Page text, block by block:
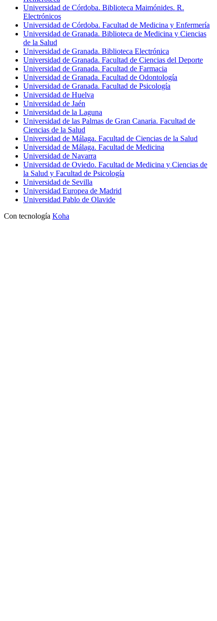
Universidad de Córdoba. Biblioteca Maimónides. R.
Electrónicos
Universidad de Córdoba. Facultad de Medicina y Enfermería
Universidad de Granada. Biblioteca de Medicina y Ciencias
de la Salud
Universidad de Granada. Biblioteca Electrónica
Universidad de Granada. Facultad de Ciencias del Deporte
Universidad de Granada. Facultad de Farmacia
Universidad de Granada. Facultad de Odontología
Universidad de Granada. Facultad de Psicología
Universidad de Huelva
Universidad de Jaén
Universidad de la Laguna
Universidad de las Palmas de Gran Canaria. Facultad de
Ciencias de la Salud
Universidad de Málaga. Facultad de Ciencias de la Salud
Universidad de Málaga. Facultad de Medicina
Universidad de Navarra
Universidad de Oviedo. Facultad de Medicina y Ciencias de
la Salud y Facultad de Psicología
Universidad de Sevilla
Universidad Europea de Madrid
Universidad Pablo de Olavide
Con tecnología Koha